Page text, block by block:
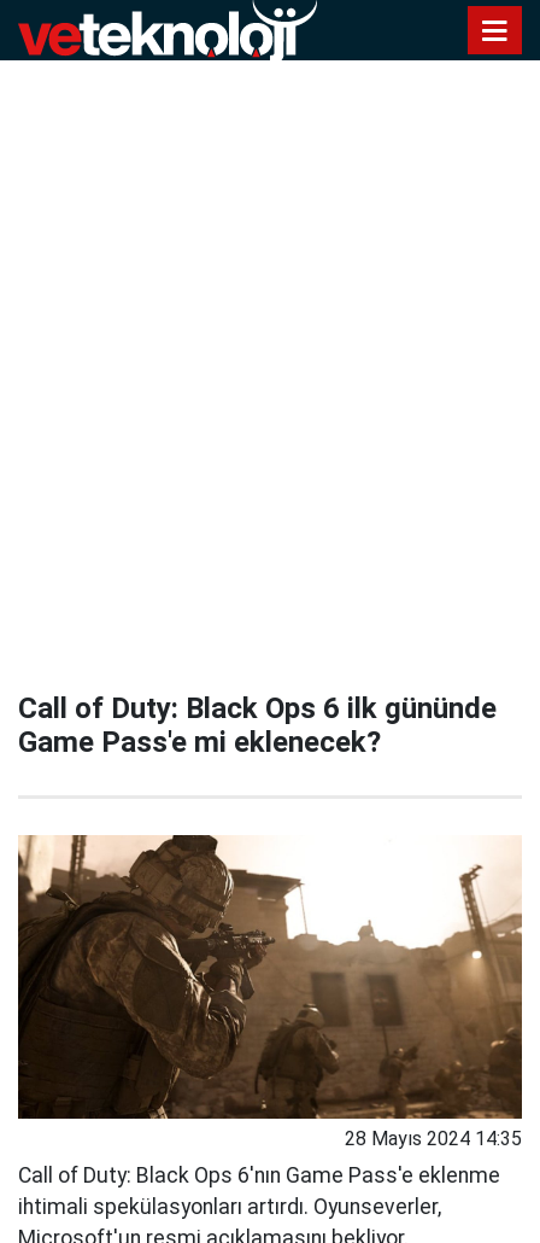
Call of Duty: Black Ops 6 ilk gününde
Game Pass'e mi eklenecek?
28 Mayıs 2024 14:35
Call of Duty: Black Ops 6'nın Game Pass'e eklenme
ihtimali spekülasyonları artırdı. Oyunseverler,